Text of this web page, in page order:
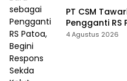
PT CSM
Pengganti RS
Kolut
4 Agustus 2026